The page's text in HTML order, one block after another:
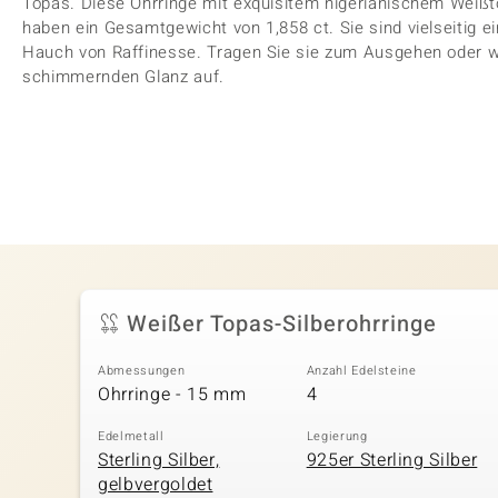
haben ein Gesamtgewicht von 1,858 ct. Sie sind vielseitig
Hauch von Raffinesse. Tragen Sie sie zum Ausgehen
schimmernden Glanz auf.
Weißer Topas-Silberohrringe
Abmessungen
Ohrringe - 15 mm
Anzahl Edelsteine
4
Edelmetall
Sterling Silber,
gelbvergoldet
Legierung
925er Sterling Silber